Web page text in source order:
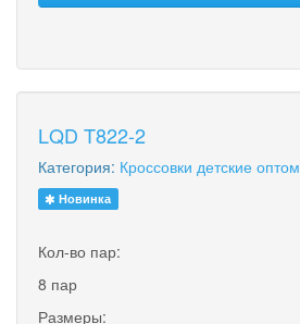
LQD T822-2
Категория: Кроссовки детские оптом
Новинка
Кол-во пар:
8 пар
Размеры: